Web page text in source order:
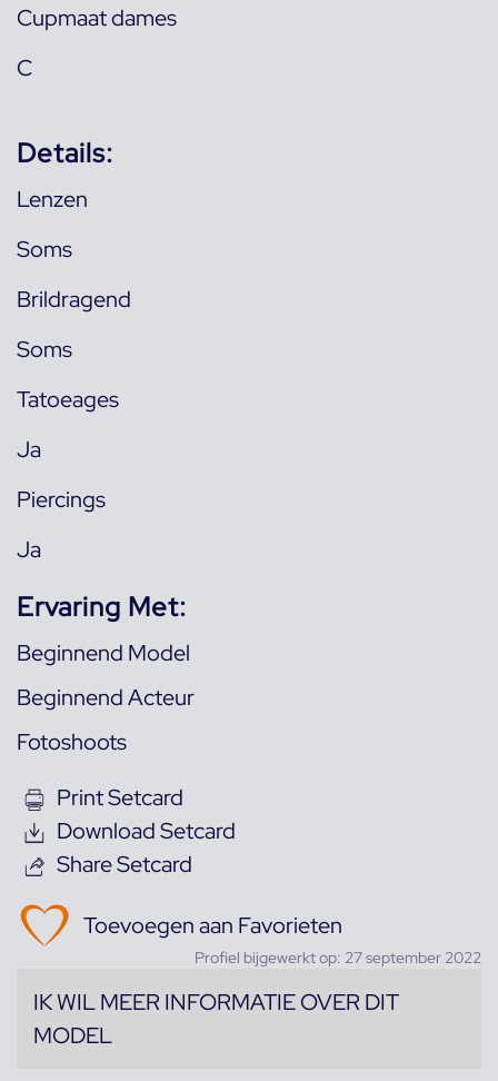
Cupmaat dames
C
Details:
Lenzen
Soms
Brildragend
Soms
Tatoeages
Ja
Piercings
Ja
Ervaring Met:
Beginnend Model
Beginnend Acteur
Fotoshoots
Print Setcard
Download Setcard
Share Setcard
Toevoegen aan Favorieten
Profiel bijgewerkt op: 27 september 2022
IK WIL MEER INFORMATIE OVER DIT
MODEL